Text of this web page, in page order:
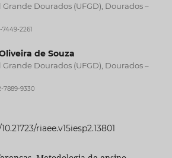
Dourados (UFGD), Dourados –
2261
de Souza
Dourados (UFGD), Dourados –
7889-9330
riaee.v15iesp2.13801